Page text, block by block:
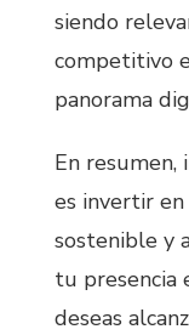
siendo
competitivo
panorama
En resumen,
es invertir
sostenible y
tu presencia
deseas